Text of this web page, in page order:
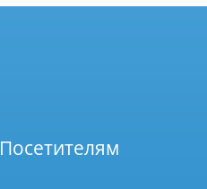
Посетителям